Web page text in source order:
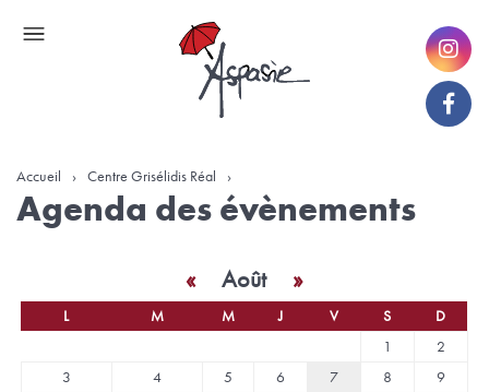
Accueil › Centre Grisélidis Réal ›
Agenda des évènements
calendrier
« Août »
L M M J V S
D
1
2
3
4 5 6 7 8
9